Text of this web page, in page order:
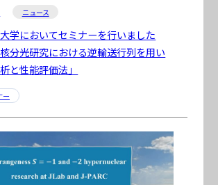
ニュース
学においてセミナーを行いました
核分光研究における逆輸送行列を用い
と性能評価法」
ー